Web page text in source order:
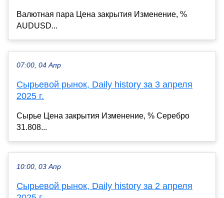
Валютная пара Цена закрытия Изменение, %
AUDUSD...
07:00, 04 Апр
Сырьевой рынок, Daily history за 3 апреля
2025 г.
Сырье Цена закрытия Изменение, % Серебро
31.808...
10:00, 03 Апр
Сырьевой рынок, Daily history за 2 апреля